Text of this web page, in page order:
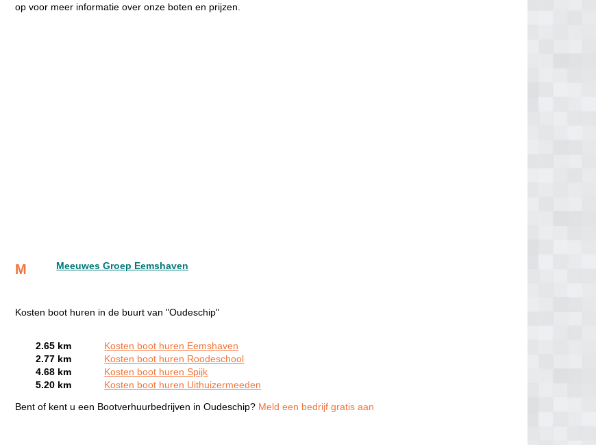
op voor meer informatie over onze boten en prijzen.
M Meeuwes Groep Eemshaven
Kosten boot huren in de buurt van "Oudeschip"
2.65 km
Kosten boot huren Eemshaven
2.77 km
Kosten boot huren Roodeschool
4.68 km
Kosten boot huren Spijk
5.20 km
Kosten boot huren Uithuizermeeden
Bent of kent u een Bootverhuurbedrijven in Oudeschip? Meld een bedrijf gratis aan